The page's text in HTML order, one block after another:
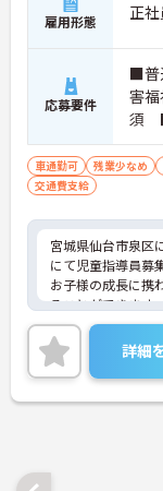
雇用形態 正
応募要件
■普
害
須 ■
方
士
で、
学
格
年
適
車通勤可 残業少なめ
交通費支給
宮城県仙台市泉区
にて児童指導員募
お子様の成長に携
ることができます
夜勤無しのため生
すい環境です。
ご興味のある方に
に詳細をお話いた
さい。
詳細